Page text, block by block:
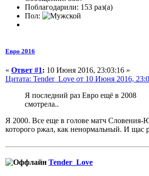
Поблагодарили: 153 раз(а)
Пол:
Евро 2016
« Ответ #1: 10 Июня 2016, 23:03:16 »
Цитата: Tender_Love от 10 Июня 2016,
Я последний раз Евро ещё в 2008
смотрела..
Я 2000. Все еще в голове матч Словения-
которого ржал, как ненормальный. И щас
Tender_Love